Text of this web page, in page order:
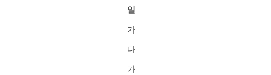
일
가
다
가